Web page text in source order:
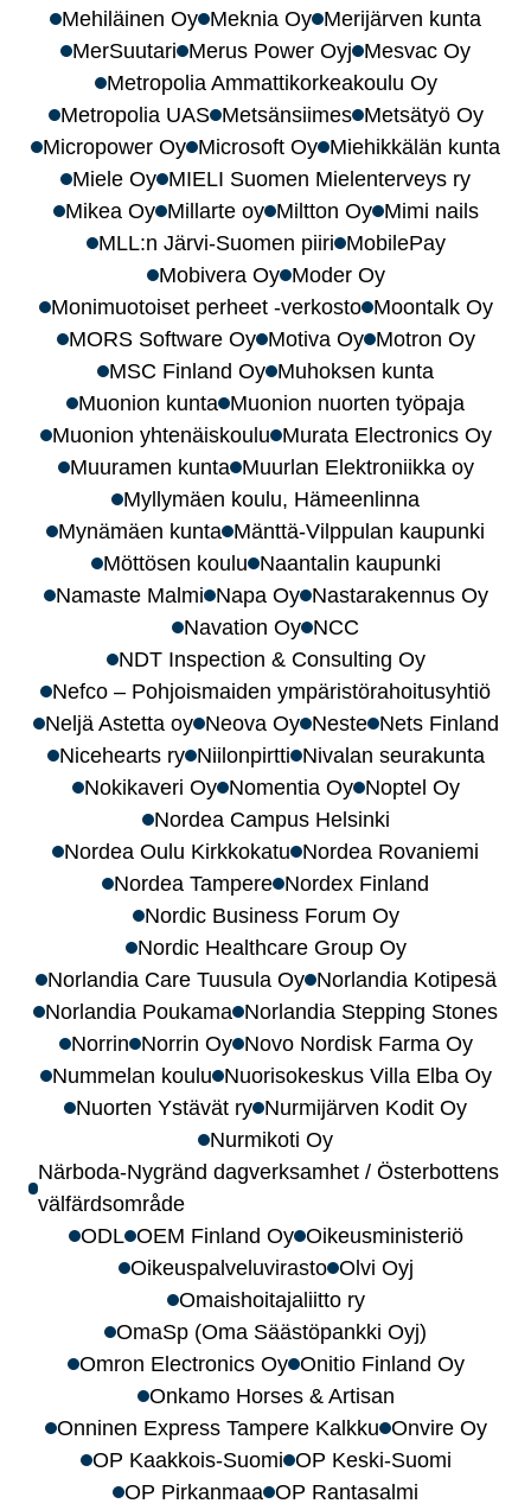
Mehiläinen Oy Meknia Oy Merijärven kunta
MerSuutari Merus Power Oyj Mesvac Oy
Metropolia Ammattikorkeakoulu Oy
Metropolia UAS Metsänsiimes Metsätyö Oy
Micropower Oy Microsoft Oy Miehikkälän kunta
Miele Oy MIELI Suomen Mielenterveys ry
Mikea Oy Millarte oy Miltton Oy Mimi nails
MLL:n Järvi-Suomen piiri MobilePay
Mobivera Oy Moder Oy
Monimuotoiset perheet -verkosto Moontalk Oy
MORS Software Oy Motiva Oy Motron Oy
MSC Finland Oy Muhoksen kunta
Muonion kunta Muonion nuorten työpaja
Muonion yhtenäiskoulu Murata Electronics Oy
Muuramen kunta Muurlan Elektroniikka oy
Myllymäen koulu, Hämeenlinna
Mynämäen kunta Mänttä-Vilppulan kaupunki
Möttösen koulu Naantalin kaupunki
Namaste Malmi Napa Oy Nastarakennus Oy
Navation Oy NCC
NDT Inspection & Consulting Oy
Nefco – Pohjoismaiden ympäristörahoitusyhtiö
Neljä Astetta oy Neova Oy Neste Nets Finland
Nicehearts ry Niilonpirtti Nivalan seurakunta
Nokikaveri Oy Nomentia Oy Noptel Oy
Nordea Campus Helsinki
Nordea Oulu Kirkkokatu Nordea Rovaniemi
Nordea Tampere Nordex Finland
Nordic Business Forum Oy
Nordic Healthcare Group Oy
Norlandia Care Tuusula Oy Norlandia Kotipesä
Norlandia Poukama Norlandia Stepping Stones
Norrin Norrin Oy Novo Nordisk Farma Oy
Nummelan koulu Nuorisokeskus Villa Elba Oy
Nuorten Ystävät ry Nurmijärven Kodit Oy
Nurmikoti Oy
Närboda-Nygränd dagverksamhet / Österbottens
välfärdsområde
ODL OEM Finland Oy Oikeusministeriö
Oikeuspalveluvirasto Olvi Oyj
Omaishoitajaliitto ry
OmaSp (Oma Säästöpankki Oyj)
Omron Electronics Oy Onitio Finland Oy
Onkamo Horses & Artisan
Onninen Express Tampere Kalkku Onvire Oy
OP Kaakkois-Suomi OP Keski-Suomi
OP Pirkanmaa OP Rantasalmi